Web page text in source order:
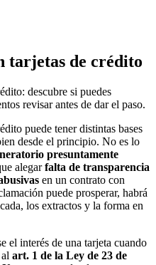
tarjetas de crédito
descubre si puedes
revisar antes de dar el paso.
puede tener distintas bases
desde el principio. No es lo
presuntamente
alegarfalta de transparencia
en un contrato con
puede prosperar, habrá
los extractos y la forma en
el interés de una tarjeta cuando
art. 1 de la Ley de 23 de